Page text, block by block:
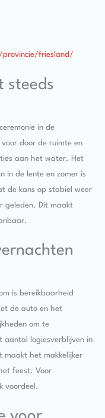
provincie/friesland/
steeds
in de
door de ruimte en
aan het water. Het
in de lente en zomer is
de kans op stabiel weer
geleden. Dit maakt
is bereikbaarheid
de auto en het
om te
aantal logiesverblijven in
maakt het makkelijker
feest. Voor
voordeel.